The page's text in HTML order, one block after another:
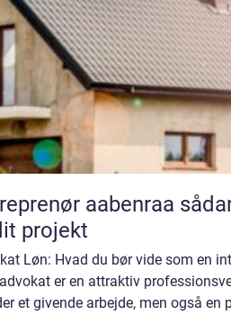
aabenraa sådan vælger du den rette
projekt
Løn: Hvad du bør vide som en
er en attraktiv
et givende arbejde, men også en